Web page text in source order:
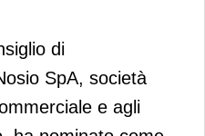
di
SpA, società
e agli